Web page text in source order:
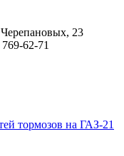
23
62-71
тормозов на ГАЗ-21